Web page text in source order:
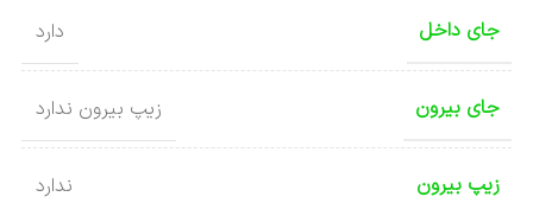
جای داخل دارد
جای بیرون زیپ بیرون ندارد
زیپ بیرون ندارد